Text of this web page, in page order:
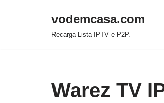
vodemcasa.com
Recarga Lista IPTV e P2P.
Warez TV